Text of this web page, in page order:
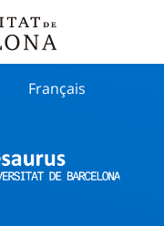
Français